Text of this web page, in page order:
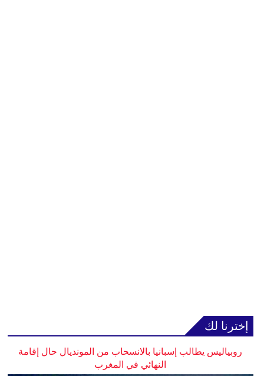
إخترنا لك
روبياليس يطالب إسبانيا بالانسحاب من المونديال حال إقامة
النهائي في المغرب